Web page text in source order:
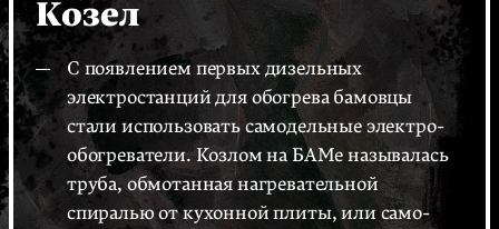
Козел
С появлением первых дизельных
электростанций для обогрева бамовцы
стали использовать самодельные электро­
обо­гре­ватели. Козлом на БАМе называлась
труба, обмотанная нагревательной
спиралью от кухонной плиты, или само­